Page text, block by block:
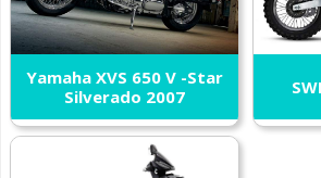
Yamaha XVS 650 V -Star
Silverado 2007